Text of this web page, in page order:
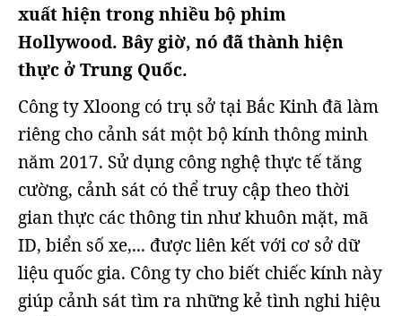
xuất hiện trong nhiều bộ phim
Hollywood. Bây giờ, nó đã thành hiện
thực ở Trung Quốc.
Công ty Xloong có trụ sở tại Bắc Kinh đã làm
riêng cho cảnh sát một bộ kính thông minh
năm 2017. Sử dụng công nghệ thực tế tăng
cường, cảnh sát có thể truy cập theo thời
gian thực các thông tin như khuôn mặt, mã
ID, biển số xe,... được liên kết với cơ sở dữ
liệu quốc gia. Công ty cho biết chiếc kính này
giúp cảnh sát tìm ra những kẻ tình nghi hiệu